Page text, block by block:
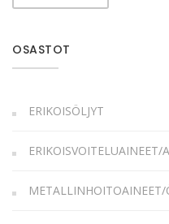
OSASTOT
ERIKOISÖLJYT
ERIKOISVOITELUAINEET/
METALLINHOITOAINEET/